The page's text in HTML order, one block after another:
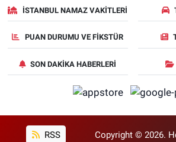
İSTANBUL NAMAZ VAKITLERI
PUAN DURUMU VE FIKSTÜR
SON DAKIKA HABERLERI
RSS Copyright © 2026.